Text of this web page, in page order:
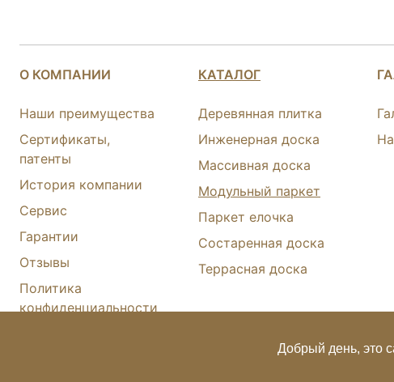
О КОМПАНИИ
Наши преимущества
Сертификаты,
патенты
История компании
Сервис
Гарантии
Отзывы
Политика
конфиденциальности
КАТАЛОГ
Деревянная плитка
Инженерная доска
Массивная доска
Модульный паркет
Паркет елочка
Состаренная доска
Террасная доска
Добрый день, это